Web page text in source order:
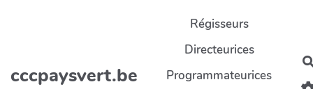
cccpaysvert.be
Régisseurs
Directeurices
Programmateurices